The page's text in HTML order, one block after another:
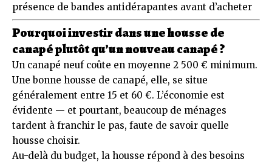
présence de bandes antidérapantes avant d’acheter
Pourquoi investir dans une housse de
canapé plutôt qu’un nouveau canapé ?
Un canapé neuf coûte en moyenne 2 500 € minimum.
Une bonne housse de canapé, elle, se situe
généralement entre 15 et 60 €. L’économie est
évidente — et pourtant, beaucoup de ménages
tardent à franchir le pas, faute de savoir quelle
housse choisir.
Au-delà du budget, la housse répond à des besoins